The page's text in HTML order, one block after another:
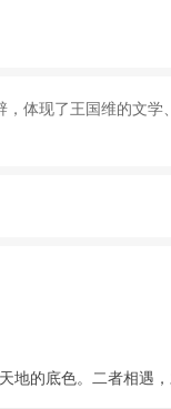
， 体现了王国维的文学
地的底色。二者相遇